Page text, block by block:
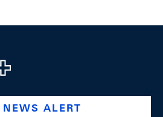
company/swiss-national-
@swissnationalbank
ALERT